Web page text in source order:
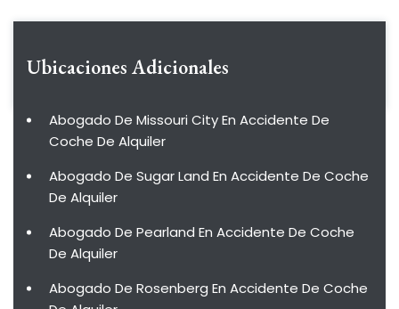
Ubicaciones Adicionales
Abogado De Missouri City En Accidente De
Coche De Alquiler
Abogado De Sugar Land En Accidente De Coche
De Alquiler
Abogado De Pearland En Accidente De Coche
De Alquiler
Abogado De Rosenberg En Accidente De Coche